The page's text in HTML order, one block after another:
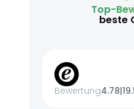
Top-
beste
Bewertung4.78|